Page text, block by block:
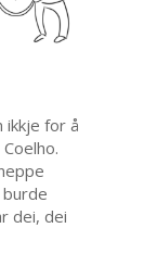
ikkje for å
dei, dei